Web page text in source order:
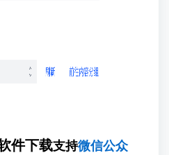
件下载支持微信公众